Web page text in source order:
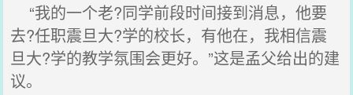
“我的一个老?同学前段时间接到消息，他要
去?任职震旦大?学的校长，有他在，我相信震
旦大?学的教学氛围会更好。”这是孟父给出的建
议。